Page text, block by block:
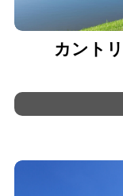
カント